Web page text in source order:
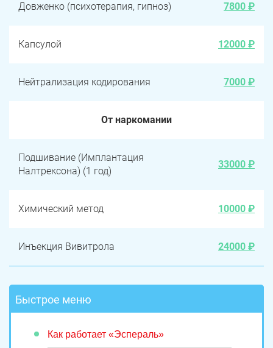
Довженко (психотерапия, гипноз) 7800 ₽
Капсулой 12000 ₽
Нейтрализация кодирования 7000 ₽
От наркомании
Подшивание (Имплантация
Налтрексона) (1 год)
33000 ₽
Химический метод 10000 ₽
Инъекция Вивитрола 24000 ₽
Быстрое меню
Как работает «Эспераль»